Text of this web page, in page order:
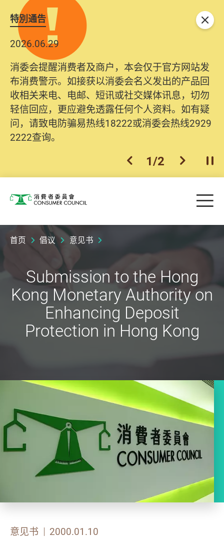
特別通告
2026.06.29
消委会提醒消费者及商户，本会仅于官方网站发
布消费警示。如接获以消委会名义发出的产品回
收相关来电、电邮、短讯或社交媒体讯息，切勿
轻信回应，更应避免透露任何个人资料。如有疑
问，请致电防骗易热线18222或消委会热线2929
2222查询。
上一个
1/2 下一个开
关闭
消费者委员会 目
首页 倡议 意见书
Submission to the Hong
Kong Monetary Authority on
Enhancing Deposit
Protection in Hong Kong
意见书 2000.01.10